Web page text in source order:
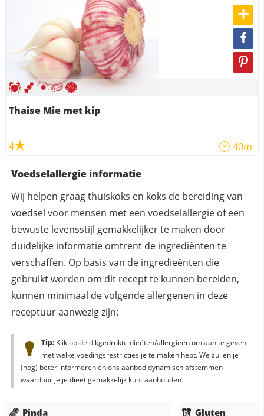
Thaise Mie met kip
4 40m
Voedselallergie informatie
Wij helpen graag thuiskoks en koks de bereiding van
voedsel voor mensen met een voedselallergie of een
bewuste levensstijl gemakkelijker te maken door
duidelijke informatie omtrent de ingrediënten te
verschaffen. Op basis van de ingredieënten die
gebruikt worden om dit recept te kunnen bereiden,
kunnen minimaal de volgende allergenen in deze
receptuur aanwezig zijn:
Tip:Klik op de dikgedrukte dieëten/allergieën om aan te geven
met welke voedingsrestricties je te maken hebt. We zullen je
(nog) beter informeren en ons aanbod dynamisch afstemmen
waardoor je je dieët gemakkelijk kunt aanhouden.
Pinda Gluten